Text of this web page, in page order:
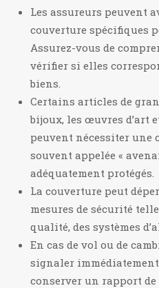
Les assureurs peuvent
couverture spécifiques
Assurez-vous de
vérifier si elles
biens.
Certains articles de
bijoux, les œuvres d’art
peuvent nécessiter une
souvent appelée «
adéquatement protégés.
La couverture peut
mesures de sécurité
qualité, des systèmes
En cas de vol ou de
signaler
conserver un rapport de